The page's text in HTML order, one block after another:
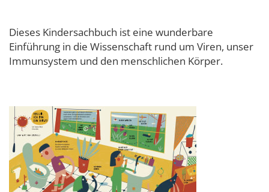
Dieses Kindersachbuch ist eine wunderbare
Einführung in die Wissenschaft rund um Viren, unser
Immunsystem und den menschlichen Körper.